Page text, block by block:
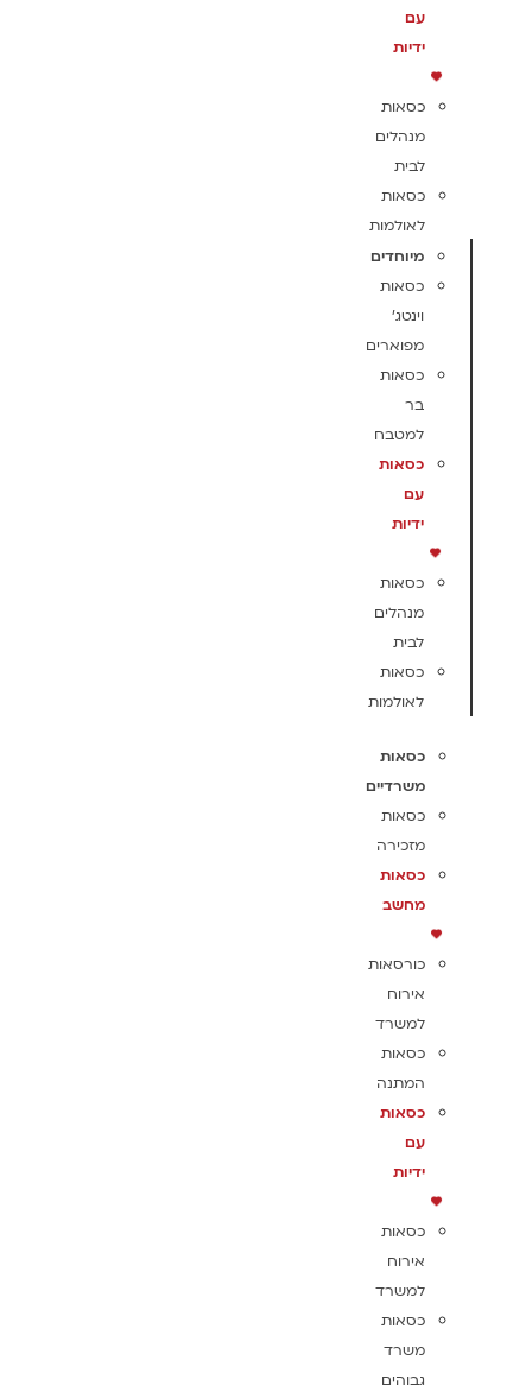
עם
ידיות
כסאות
מנהלים
לבית
כסאות
לאולמות
מיוחדים
כסאות
וינטג'
מפוארים
כסאות
בר
למטבח
כסאות
עם
ידיות
כסאות
מנהלים
לבית
כסאות
לאולמות
כסאות
משרדיים
כסאות
מזכירה
כסאות
מחשב
כורסאות
אירוח
למשרד
כסאות
המתנה
כסאות
עם
ידיות
כסאות
אירוח
למשרד
כסאות
משרד
גבוהים